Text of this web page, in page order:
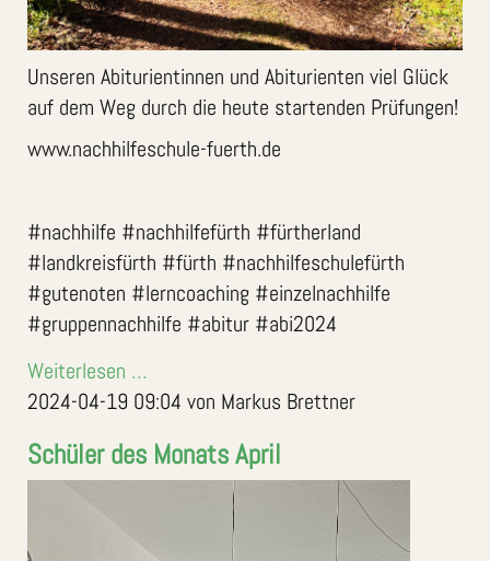
Unseren Abiturientinnen und Abiturienten viel Glück
auf dem Weg durch die heute startenden Prüfungen!
www.nachhilfeschule-fuerth.de
#nachhilfe #nachhilfefürth #fürtherland
#landkreisfürth #fürth #nachhilfeschulefürth
#gutenoten #lerncoaching #einzelnachhilfe
#gruppennachhilfe #abitur #abi2024
Weiterlesen …
2024-04-19 09:04 von Markus Brettner
Schüler des Monats April